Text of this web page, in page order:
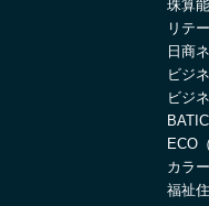
珠算
リテ
日商
ビジ
ビジ
ECO
カラ
福祉